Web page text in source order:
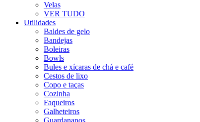
Velas
VER TUDO
Utilidades
Baldes de gelo
Bandejas
Boleiras
Bowls
Bules e xícaras de chá e café
Cestos de lixo
Copo e taças
Cozinha
Faqueiros
Galheteiros
Guardanapos